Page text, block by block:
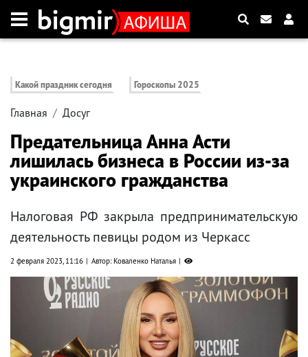
Какой праздник сегодня Гороскопы 2025
Главная Досуг
Предательница Анна Асти
лишилась бизнеса в России из-за
украинского гражданства
Налоговая РФ закрыла предпринимательскую
деятельность певицы родом из Черкасс
2 февраля 2023, 11:16 Автор: Коваленко Наталья